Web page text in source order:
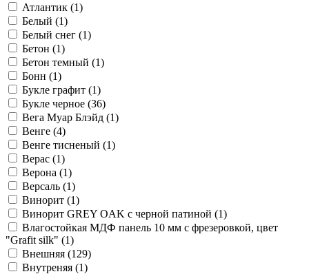
Атлантик (1)
Белый (1)
Белый снег (1)
Бетон (1)
Бетон темный (1)
Бонн (1)
Букле графит (1)
Букле черное (36)
Вега Муар Блэйд (1)
Венге (4)
Венге тисненый (1)
Верас (1)
Верона (1)
Версаль (1)
Винорит (1)
Винорит GREY OAK с черной патиной (1)
Влагостойкая МДФ панель 10 мм с фрезеровкой, цвет
"Grafit silk" (1)
Внешняя (129)
Внутреняя (1)